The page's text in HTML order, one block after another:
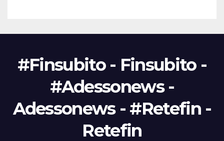
#Finsubito - Finsubito -
#Adessonews -
Adessonews - #Retefin -
Retefin